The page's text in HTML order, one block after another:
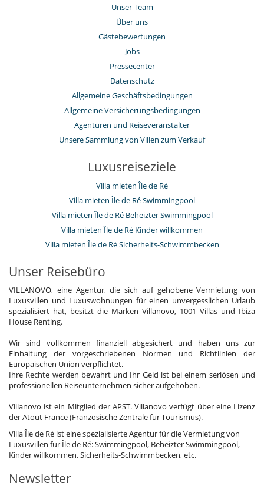
Unser Team
Über uns
Gästebewertungen
Jobs
Pressecenter
Datenschutz
Allgemeine Geschäftsbedingungen
Allgemeine Versicherungsbedingungen
Agenturen und Reiseveranstalter
Unsere Sammlung von Villen zum Verkauf
Luxusreiseziele
Villa mieten Île de Ré
Villa mieten Île de Ré Swimmingpool
Villa mieten Île de Ré Beheizter Swimmingpool
Villa mieten Île de Ré Kinder willkommen
Villa mieten Île de Ré Sicherheits-Schwimmbecken
Unser Reisebüro
VILLANOVO, eine Agentur, die sich auf gehobene Vermietung von
Luxusvillen und Luxuswohnungen für einen unvergesslichen Urlaub
spezialisiert hat, besitzt die Marken Villanovo, 1001 Villas und Ibiza
House Renting.
Wir sind vollkommen finanziell abgesichert und haben uns zur
Einhaltung der vorgeschriebenen Normen und Richtlinien der
Europäischen Union verpflichtet.
Ihre Rechte werden bewahrt und Ihr Geld ist bei einem seriösen und
professionellen Reiseunternehmen sicher aufgehoben.
Villanovo ist ein Mitglied der APST. Villanovo verfügt über eine Lizenz
der Atout France (Französische Zentrale für Tourismus).
Villa Île de Ré ist eine spezialisierte Agentur für die Vermietung von
Luxusvillen für Île de Ré: Swimmingpool, Beheizter Swimmingpool,
Kinder willkommen, Sicherheits-Schwimmbecken, etc.
Newsletter